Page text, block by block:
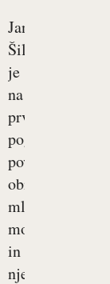
Jan
Šilec
je
na
prvi
pogled
povsem
običajen
mlad
moški
in
njegov